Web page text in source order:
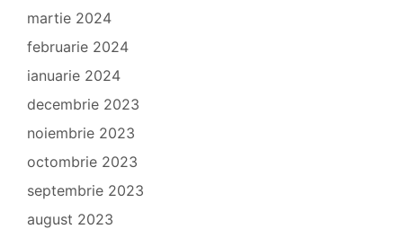
martie 2024
februarie 2024
ianuarie 2024
decembrie 2023
noiembrie 2023
octombrie 2023
septembrie 2023
august 2023